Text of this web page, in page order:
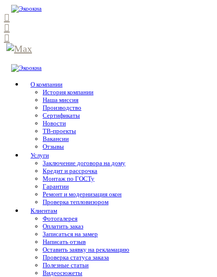
О компании
История компании
Наша миссия
Производство
Сертификаты
Новости
ТВ-проекты
Вакансии
Отзывы
Услуги
Заключение договора на дому
Кредит и рассрочка
Монтаж по ГОСТу
Гарантии
Ремонт и модернизация окон
Проверка тепловизором
Клиентам
Фотогалерея
Оплатить заказ
Записаться на замер
Написать отзыв
Оставить заявку на рекламацию
Проверка статуса заказа
Полезные статьи
Видеосюжеты